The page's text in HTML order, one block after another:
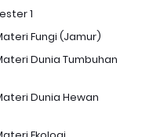
1
Fungi (Jamur)
Dunia Tumbuhan
Dunia Hewan